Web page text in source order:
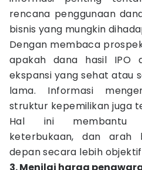
rencana penggunaan
bisnis yang mungkin
Dengan membaca
apakah dana hasil IPO
ekspansi yang sehat atau
lama. Informasi
struktur kepemilikan juga
Hal ini membantu
keterbukaan, dan arah
depan secara lebih